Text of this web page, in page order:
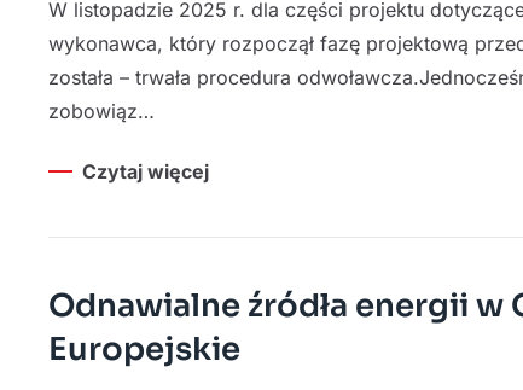
W listopadzie 2025 r. dla części projektu
wykonawca, który rozpoczął fazę projektową
została – trwała procedura
zobowiąz…
Czytaj więcej
Odnawialne źródła energii w
Europejskie